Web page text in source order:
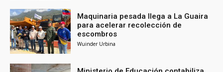
Maquinaria pesada llega a La Guaira
para acelerar recolección de
escombros
Wuinder Urbina